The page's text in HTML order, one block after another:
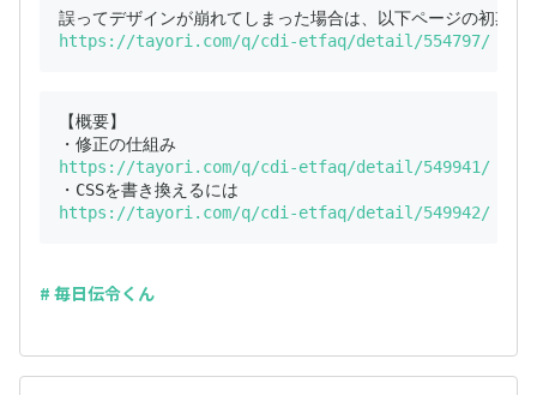
https://tayori.com/q/cdi-etfaq/detail/554797/
【概要】
https://tayori.com/q/cdi-etfaq/detail/549941/
https://tayori.com/q/cdi-etfaq/detail/549942/
# 毎日伝令くん